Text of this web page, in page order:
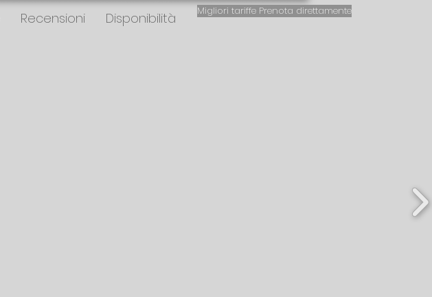
Recensioni Disponibilità Migliori tariffe Prenota direttamente